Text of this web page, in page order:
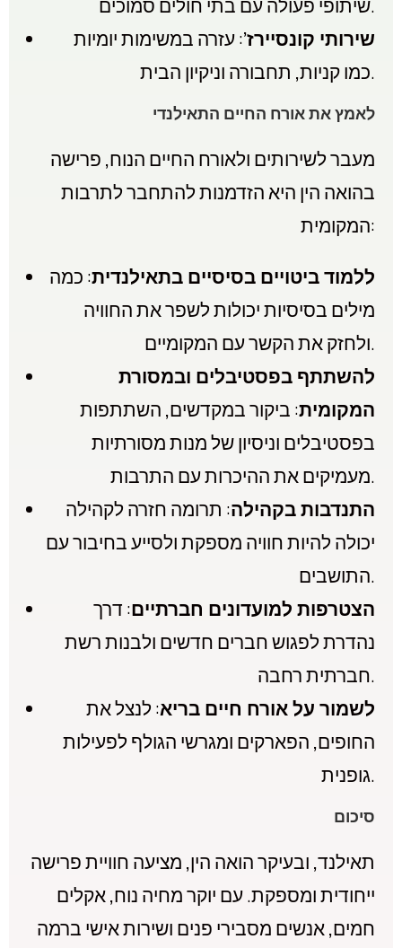
שיתופי פעולה עם בתי חולים סמוכים.
שירותי קונסיירז’: עזרה במשימות יומיות
כמו קניות, תחבורה וניקיון הבית.
לאמץ את אורח החיים התאילנדי
מעבר לשירותים ולאורח החיים הנוח, פרישה
בהואה הין היא הזדמנות להתחבר לתרבות
המקומית:
ללמוד ביטויים בסיסיים בתאילנדית: כמה
מילים בסיסיות יכולות לשפר את החוויה
ולחזק את הקשר עם המקומיים.
להשתתף בפסטיבלים ובמסורת
המקומית: ביקור במקדשים, השתתפות
בפסטיבלים וניסיון של מנות מסורתיות
מעמיקים את ההיכרות עם התרבות.
התנדבות בקהילה: תרומה חזרה לקהילה
יכולה להיות חוויה מספקת ולסייע בחיבור עם
התושבים.
הצטרפות למועדונים חברתיים: דרך
נהדרת לפגוש חברים חדשים ולבנות רשת
חברתית רחבה.
לשמור על אורח חיים בריא: לנצל את
החופים, הפארקים ומגרשי הגולף לפעילות
גופנית.
סיכום
תאילנד, ובעיקר הואה הין, מציעה חוויית פרישה
ייחודית ומספקת. עם יוקר מחיה נוח, אקלים
חמים, אנשים מסבירי פנים ושירות אישי ברמה